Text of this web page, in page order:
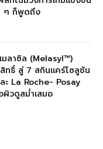
ๆ ก็พูดถึง
ลาซิล (Melasyl™)
ทธิ์ สู่ 7 สกินแคร์โซลูชัน
ะ La Roche- Posay
ผิวดูสม่ำเสมอ